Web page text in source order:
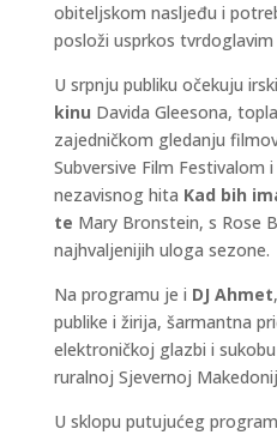
obiteljskom nasljeđu i
posloži usprkos
U srpnju publiku očekuju
kinu Davida Gleesona,
zajedničkom gledanju
Subversive Film Festivalom
nezavisnog hita Kad bih
te Mary Bronstein, s Rose
najhvaljenijih uloga sezone.
Na programu je i DJ Ahmet
publike i žirija, šarmantna
elektroničkoj glazbi i
ruralnoj Sjevernoj
U sklopu putujućeg